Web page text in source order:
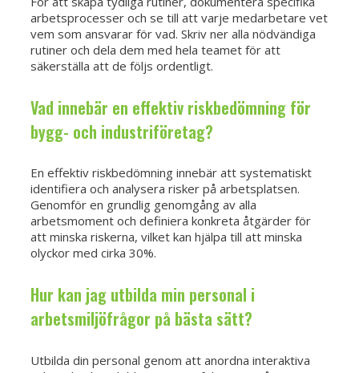
arbetsprocesser och se till att varje medarbetare vet
vem som ansvarar för vad. Skriv ner alla nödvändiga
rutiner och dela dem med hela teamet för att
säkerställa att de följs ordentligt.
Vad innebär en effektiv riskbedömning för
bygg- och industriföretag?
En effektiv riskbedömning innebär att systematiskt
identifiera och analysera risker på arbetsplatsen.
Genomför en grundlig genomgång av alla
arbetsmoment och definiera konkreta åtgärder för
att minska riskerna, vilket kan hjälpa till att minska
olyckor med cirka 30%.
Hur kan jag utbilda min personal i
arbetsmiljöfrågor på bästa sätt?
Utbilda din personal genom att anordna interaktiva